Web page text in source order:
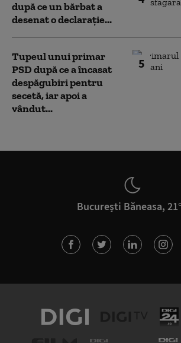
după ce un bărbat a
desenat o declarație...
5
Tupeul unui primar
PSD după ce a încasat
despăgubiri pentru
secetă, iar apoi a
vândut...
București Băneasa,